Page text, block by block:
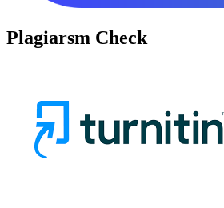
Plagiarsm Check